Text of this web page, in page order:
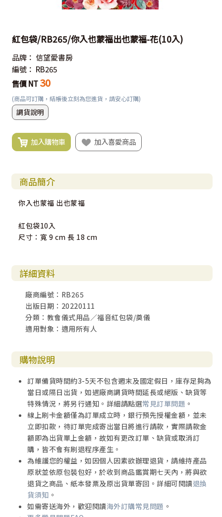
紅包袋/RB265/你入也蒙福出也蒙福-花(10入)
品牌： 信望愛書房
編號： RB265
售價 NT 30
(商品可訂購，結帳後立刻為您進貨，請安心訂購)
調貨說明
加入購物車 加入喜愛商品
商品簡介
你入也蒙福 出也蒙福
紅包袋10入
尺寸：寬 9 cm 長 18 cm
詳細資料
廠商編號：RB265
出版日期：20220111
分類：教會儀式用品／福音紅包袋/奠儀
適用對象：適用所有人
購物說明
訂單備貨時間約3-5天不包含週末及國定假日，庫存足夠為
當日或隔日出貨，如遇廠商調貨時間延長或絕版、缺貨等
特殊情況，將另行通知。詳細請點選常見訂單問題 。
線上刷卡金額僅為訂單成立時，銀行預先授權金額，並未
立即扣款，待訂單完成寄出當日將進行請款，實際請款金
額即為出貨單上金額，故如有更改訂單、缺貨或取消訂
購，皆不會有刷退程序產生。
為維護您的權益，如因個人因素欲辦理退貨，請維持產品
原狀並依原包裝包好，於收到商品鑑賞期七天內，將與欲
退貨之商品、紙本發票及原出貨單寄回。詳細可閱讀退換
貨須知 。
如需寄送海外，歡迎閱讀海外訂購常見問題 。